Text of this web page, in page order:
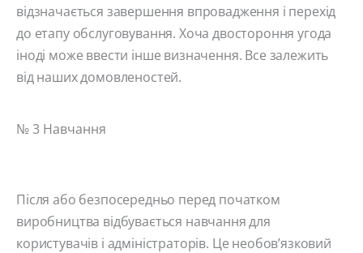
відзначається завершення впровадження і перехід
до етапу обслуговування. Хоча двостороння угода
іноді може ввести інше визначення. Все залежить
від наших домовленостей.
№ 3 Навчання
Після або безпосередньо перед початком
виробництва відбувається навчання для
користувачів і адміністраторів. Це необов’язковий